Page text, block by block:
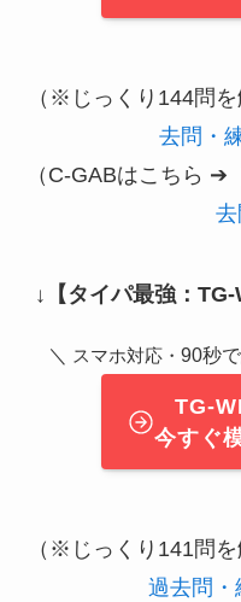
（※じっくり144問
去問・
（C-GABはこちら ➔
↓ 【タイパ最強：
＼ スマホ対応・ 90秒
TG-
今すぐ
（※じっくり141問
過去問・